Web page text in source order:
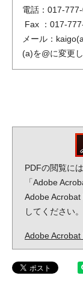
電話：017-
Fax ：017-
メール：
(a)を@に変更
PDFの閲覧に
「Adobe
Adobe
してください。
Adobe Acrobat